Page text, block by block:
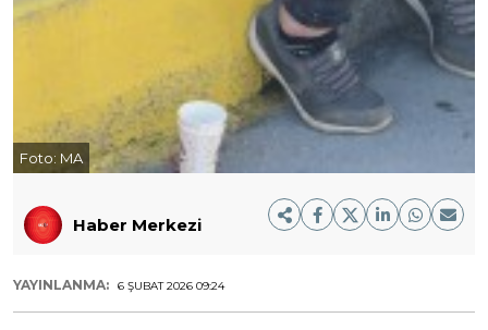
Foto: MA
Haber Merkezi
YAYINLANMA: 6 ŞUBAT 2026 09:24